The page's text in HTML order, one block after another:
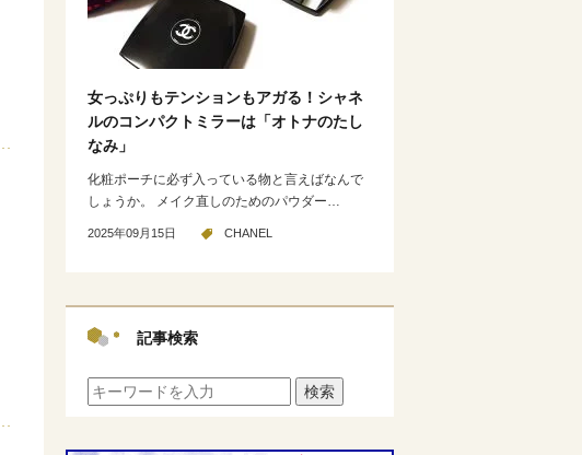
女っぷりもテンションもアガる！シャネ
ルのコンパクトミラーは「オトナのたし
なみ」
化粧ポーチに必ず入っている物と言えばなんで
しょうか。 メイク直しのためのパウダー…
2025年09月15日 CHANEL
記事検索
検索